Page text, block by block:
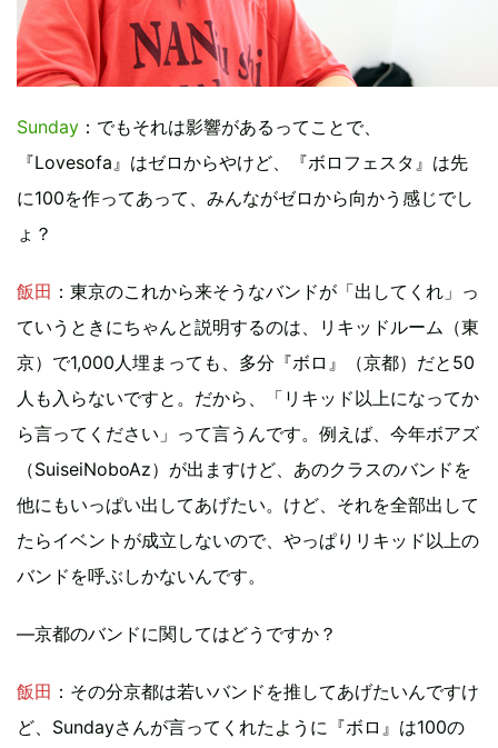
Sunday ：でもそれは影響があるってことで、
『Lovesofa』はゼロからやけど、『ボロフェスタ』は先
に100を作ってあって、みんながゼロから向かう感じでし
ょ？
飯田 ：東京のこれから来そうなバンドが「出してくれ」っ
ていうときにちゃんと説明するのは、リキッドルーム（東
京）で1,000人埋まっても、多分『ボロ』（京都）だと50
人も入らないですと。だから、「リキッド以上になってか
ら言ってください」って言うんです。例えば、今年ボアズ
（SuiseiNoboAz）が出ますけど、あのクラスのバンドを
他にもいっぱい出してあげたい。けど、それを全部出して
たらイベントが成立しないので、やっぱりリキッド以上の
バンドを呼ぶしかないんです。
―京都のバンドに関してはどうですか？
飯田 ：その分京都は若いバンドを推してあげたいんですけ
ど、Sundayさんが言ってくれたように『ボロ』は100の